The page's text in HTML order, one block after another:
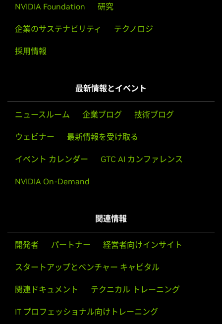
NVIDIA Foundation 研究
企業のサステナビリティ テクノロジ
採用情報
最新情報とイベント
ニュースルーム 企業ブログ 技術ブログ
ウェビナー 最新情報を受け取る
イベント カレンダー GTC AI カンファレンス
NVIDIA On-Demand
関連情報
開発者 パートナー 経営者向けインサイト
スタートアップとベンチャー キャピタル
関連ドキュメント テクニカル トレーニング
IT プロフェッショナル向けトレーニング